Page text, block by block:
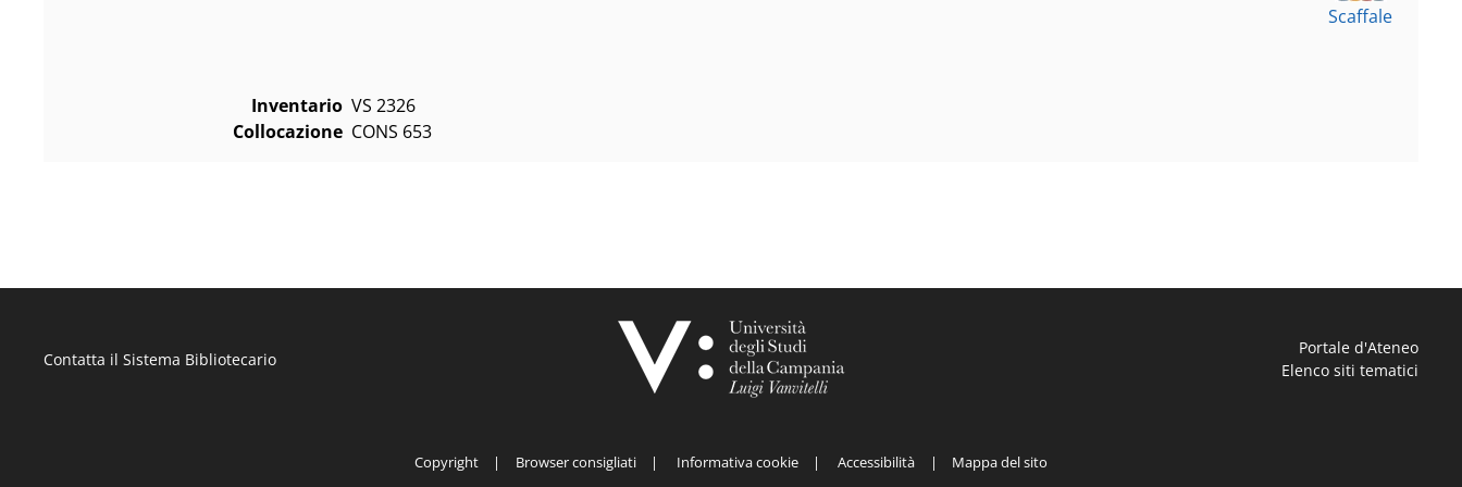
Inventario VS 2326
Collocazione CONS 653
Scaffale
Contatta il Sistema Bibliotecario
Portale d'Ateneo
Elenco siti tematici
Copyright Browser consigliati Informativa cookie Accessibilità Mappa del sito